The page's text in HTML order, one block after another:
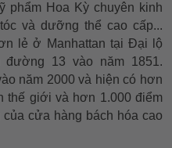
phẩm Hoa Kỳ chuyên kinh
và dưỡng thể cao cấp...
lẻ ở Manhattan tại Đại lộ
13 vào năm 1851.
năm 2000 và hiện có hơn
thế giới và hơn 1.000 điểm
cửa hàng bách hóa cao